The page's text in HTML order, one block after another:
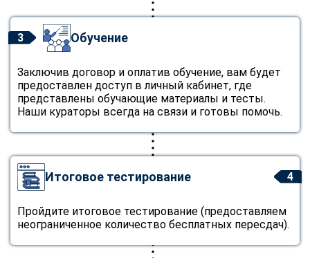
3 Обучение
Заключив договор и оплатив обучение, вам будет
предоставлен доступ в личный кабинет, где
представлены обучающие материалы и тесты.
Наши кураторы всегда на связи и готовы помочь.
4
Итоговое тестирование
Пройдите итоговое тестирование (предоставляем
неограниченное количество бесплатных пересдач).